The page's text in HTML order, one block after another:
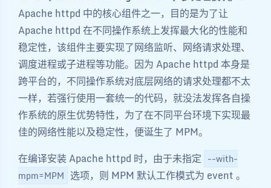
Apache httpd 中的核心组件之一，目的是为了让
Apache httpd 在不同操作系统上发挥最大化的性能和
稳定性，该组件主要实现了网络监听、网络请求处理、
调度进程或子进程等功能。因为 Apache httpd 本身是
跨平台的，不同操作系统对底层网络的请求处理都不太
一样，若强行使用一套统一的代码，就没法发挥各自操
作系统的原生优势特性，为了在不同平台环境下实现最
佳的网络性能以及稳定性，便诞生了 MPM。
在编译安装 Apache httpd 时，由于未指定 --with-
mpm=MPM 选项，则 MPM 默认工作模式为 event 。